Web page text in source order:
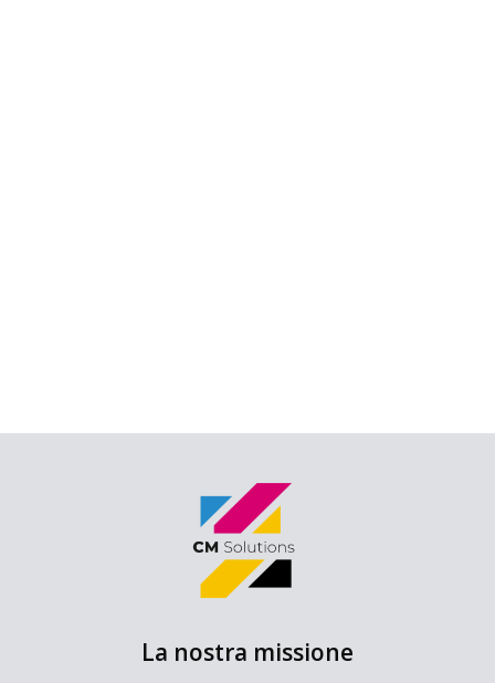
La nostra missione